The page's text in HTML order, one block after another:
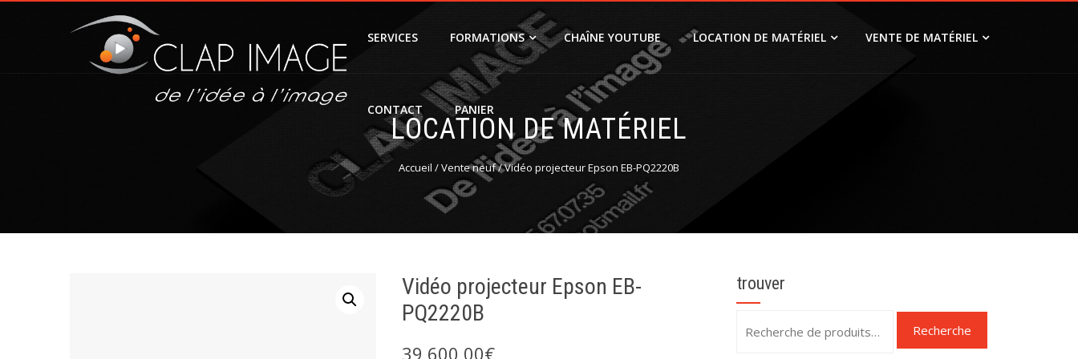
SERVICES FORMATIONS CHAÎNE YOUTUBE LOCATION DE MATÉRIEL VENTE DE MATÉRIEL
CONTACT PANIER
LOCATION DE MATÉRIEL
Accueil /Vente neuf/ Vidéo projecteur Epson EB-PQ2220B
Vidéo projecteur Epson EB-
PQ2220B
39 600,00€
trouver
pour :
Recherche